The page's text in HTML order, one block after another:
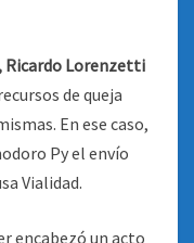
Ricardo Lorenzetti
de queja
En ese caso,
Py el envío
Vialidad.
encabezó un acto